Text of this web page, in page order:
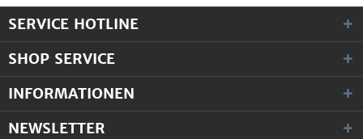
SERVICE HOTLINE
SHOP SERVICE
INFORMATIONEN
NEWSLETTER